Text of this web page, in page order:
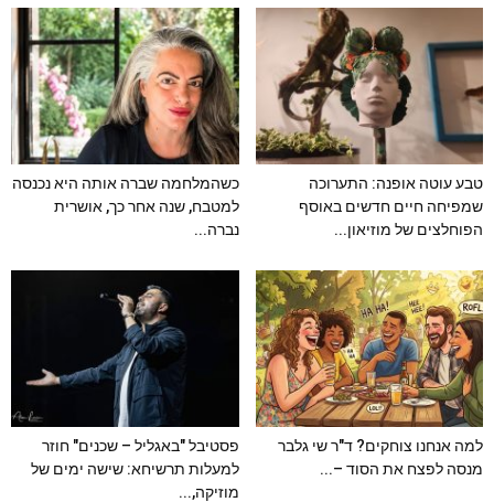
טבע עוטה אופנה: התערוכה
שמפיחה חיים חדשים באוסף
הפוחלצים של מוזיאון...
כשהמלחמה שברה אותה היא נכנסה
למטבח, שנה אחר כך, אושרית
נברה...
למה אנחנו צוחקים? ד"ר שי גלבר
מנסה לפצח את הסוד –...
פסטיבל "באגליל – שכנים" חוזר
למעלות תרשיחא: שישה ימים של
מוזיקה,...